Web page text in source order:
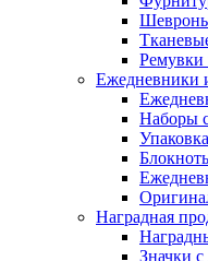
Ремувки
Ежедневники
Наборы
Наградная
Значки